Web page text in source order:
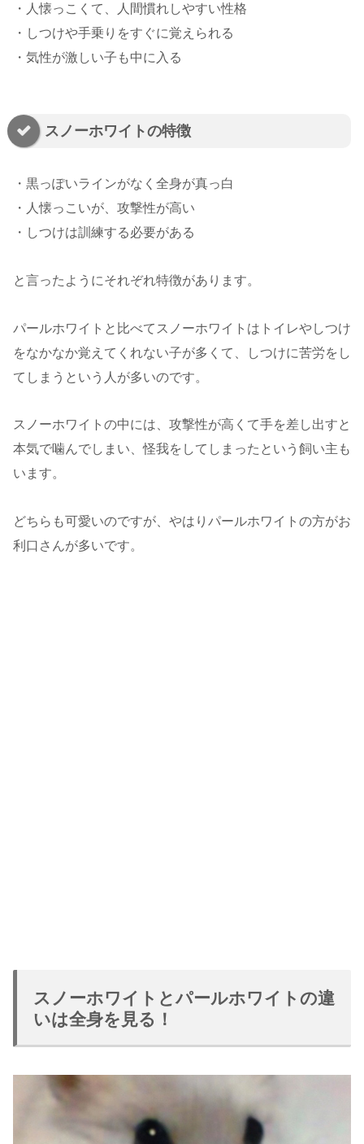
・人懐っこくて、人間慣れしやすい性格
・しつけや手乗りをすぐに覚えられる
・気性が激しい子も中に入る
スノーホワイトの特徴
・黒っぽいラインがなく全身が真っ白
・人懐っこいが、攻撃性が高い
・しつけは訓練する必要がある
と言ったようにそれぞれ特徴があります。
パールホワイトと比べてスノーホワイトはトイレやしつけ
をなかなか覚えてくれない子が多くて、しつけに苦労をし
てしまうという人が多いのです。
スノーホワイトの中には、攻撃性が高くて手を差し出すと
本気で噛んでしまい、怪我をしてしまったという飼い主も
います。
どちらも可愛いのですが、やはりパールホワイトの方がお
利口さんが多いです。
スノーホワイトとパールホワイトの違
いは全身を見る！